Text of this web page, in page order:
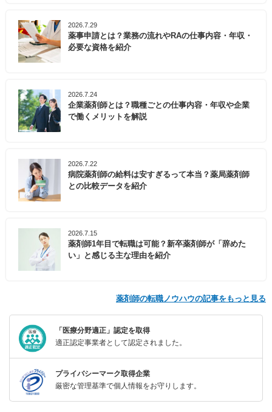
2026.7.29
薬事申請とは？業務の流れやRAの仕事内容・年収・
必要な資格を紹介
2026.7.24
企業薬剤師とは？職種ごとの仕事内容・年収や企業
で働くメリットを解説
2026.7.22
病院薬剤師の給料は安すぎるって本当？薬局薬剤師
との比較データを紹介
2026.7.15
薬剤師1年目で転職は可能？新卒薬剤師が「辞めた
い」と感じる主な理由を紹介
薬剤師の転職ノウハウの記事をもっと見る
「医療分野適正」認定を取得
適正認定事業者として認定されました。
プライバシーマーク取得企業
厳密な管理基準で個人情報をお守りします。